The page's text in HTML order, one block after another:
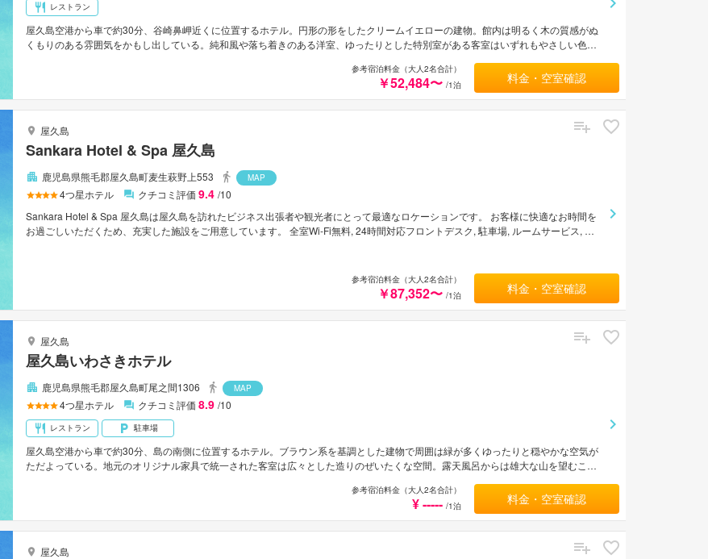
レストラン
屋久島空港から車で約30分、谷崎鼻岬近くに位置するホテル。円形の形をしたクリームイエローの建物。館内は明るく木の質感がぬ
くもりのある雰囲気をかもし出している。純和風や落ち着きのある洋室、ゆったりとした特別室がある客室はいずれもやさしい色合
参考宿泊料金（大人2名合計）
￥52,484〜 /1泊 料金・空室確認
屋久島
Sankara Hotel & Spa 屋久島
鹿児島県熊毛郡屋久島町麦生萩野上553 MAP
4つ星ホテル クチコミ評価9.4 /10
Sankara Hotel & Spa 屋久島は屋久島を訪れたビジネス出張者や観光者にとって最適なロケーションです。 お客様に快適なお時間を
お過ごしいただくため、充実した施設をご用意しています。 全室Wi-Fi無料, 24時間対応フロントデスク, 駐車場, ルームサービス, レ
する便利なロケーション、フレンドリーなスタッフ、そしてバラエティあふれる設備・サービスを兼ね揃えたSankara Hotel & Spa
参考宿泊料金（大人2名合計）
￥87,352〜 /1泊 料金・空室確認
屋久島
屋久島いわさきホテル
鹿児島県熊毛郡屋久島町尾之間1306 MAP
4つ星ホテル クチコミ評価8.9 /10
レストラン 駐車場
屋久島空港から車で約30分、島の南側に位置するホテル。ブラウン系を基調とした建物で周囲は緑が多くゆったりと穏やかな空気が
ただよっている。地元のオリジナル家具で統一された客室は広々とした造りのぜいたくな空間。露天風呂からは雄大な山を望むこと
参考宿泊料金（大人2名合計）
¥ ----- /1泊 料金・空室確認
屋久島